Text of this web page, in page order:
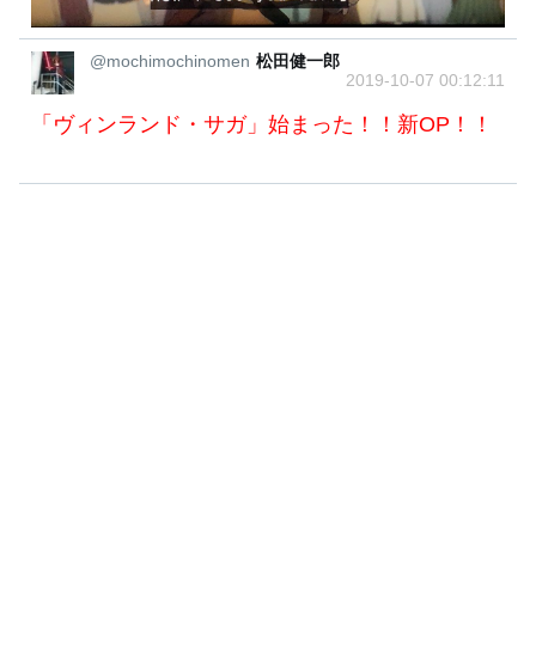
@mochimochinomen 松田健一郎
2019-10-07 00:12:11
「ヴィンランド・サガ」始まった！！新OP！！